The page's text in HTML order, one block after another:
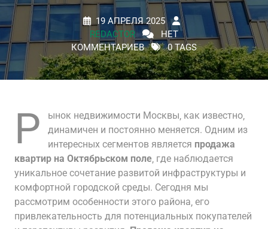
19 АПРЕЛЯ 2025
REDACTOR
НЕТ
КОММЕНТАРИЕВ
0 TAGS
Р
ынок недвижимости Москвы‚ как известно‚
динамичен и постоянно меняется. Одним из
интересных сегментов является продажа
квартир на Октябрьском поле‚ где наблюдается
уникальное сочетание развитой инфраструктуры и
комфортной городской среды. Сегодня мы
рассмотрим особенности этого района‚ его
привлекательность для потенциальных покупателей